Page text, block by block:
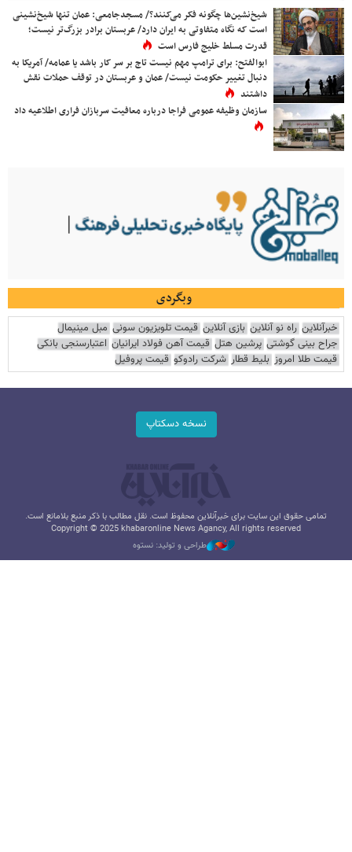
شیخ‌نشین‌ها چگونه فکر می‌کنند؟/ مسجدجامعی: عمان تنها شیخ‌نشینی
است که نگاه متفاوتی به ایران دارد/ عربستان برادر بزرگ‌تر نیست؛
قدرت مسلط خلیج فارس است
ابوالفتح: برای ترامپ مهم نیست تاج بر سر کار باشد یا عمامه/ آمریکا به
دنبال تغییر حکومت نیست/ عمان و عربستان در توقف حملات نقش
داشتند
سازمان وظیفه عمومی فراجا درباره معافیت سربازان فراری اطلاعیه داد
وبگردی
خبرآنلاین راه نو آنلاین بازی آنلاین قیمت تلویزیون سونی مبل مینیمال
جراح بینی گوشتی پرشین هتل قیمت آهن فولاد ایرانیان اعتبارسنجی بانکی
قیمت طلا امروز بلیط قطار شرکت رادوکو قیمت پروفیل
نسخه دسکتاپ
تمامی حقوق این سایت برای خبرآنلاین محفوظ است. نقل مطالب با ذکر منبع بلامانع است.
Copyright © 2025 khabaronline News Agancy, All rights reserved
طراحی و تولید: نستوه